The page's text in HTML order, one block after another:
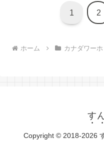
1 2
ホーム カナダワーホ
す
Copyright © 2018-2026